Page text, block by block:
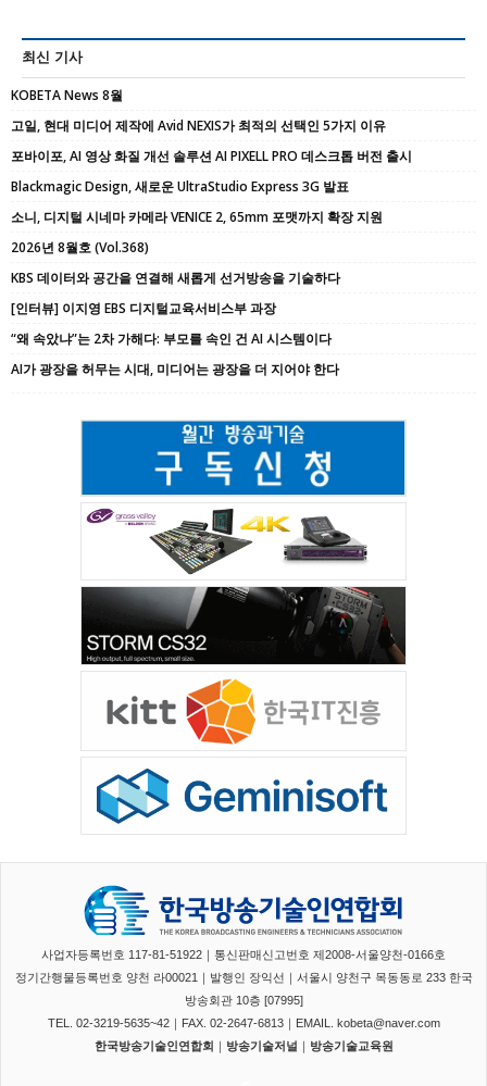
최신 기사
KOBETA News 8월
고일, 현대 미디어 제작에 Avid NEXIS가 최적의 선택인 5가지 이유
포바이포, AI 영상 화질 개선 솔루션 AI PIXELL PRO 데스크톱 버전 출시
Blackmagic Design, 새로운 UltraStudio Express 3G 발표
소니, 디지털 시네마 카메라 VENICE 2, 65mm 포맷까지 확장 지원
2026년 8월호 (Vol.368)
KBS 데이터와 공간을 연결해 새롭게 선거방송을 기술하다
[인터뷰] 이지영 EBS 디지털교육서비스부 과장
“왜 속았냐”는 2차 가해다: 부모를 속인 건 AI 시스템이다
AI가 광장을 허무는 시대, 미디어는 광장을 더 지어야 한다
사업자등록번호 117-81-51922｜통신판매신고번호 제2008-서울양천-0166호
정기간행물등록번호 양천 라00021｜발행인 장익선｜서울시 양천구 목동동로 233 한국
방송회관 10층 [07995]
TEL. 02-3219-5635~42｜FAX. 02-2647-6813｜EMAIL. kobeta@naver.com
한국방송기술인연합회 ｜ 방송기술저널 ｜ 방송기술교육원